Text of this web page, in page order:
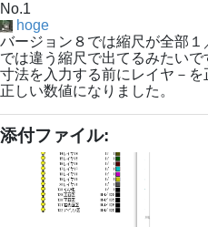
No.1
hoge
バージョン８では縮尺が全部
では違う縮尺で出てるみたいで
寸法を入力する前にレイヤ－
正しい数値になりました。
添付ファイル: